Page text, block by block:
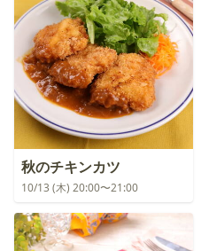
秋のチキンカツ
10/13 (木) 20:00〜21:00